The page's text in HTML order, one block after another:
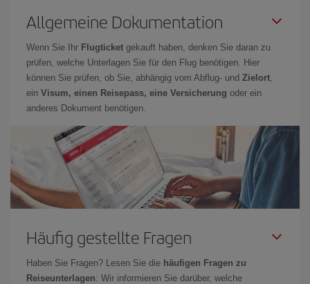
Allgemeine Dokumentation
Wenn Sie Ihr Flugticket gekauft haben, denken Sie daran zu
prüfen, welche Unterlagen Sie für den Flug benötigen. Hier
können Sie prüfen, ob Sie, abhängig vom Abflug- und Zielort,
ein Visum, einen Reisepass, eine Versicherung oder ein
anderes Dokument benötigen.
Häufig gestellte Fragen
Haben Sie Fragen? Lesen Sie die häufigen Fragen zu
Reiseunterlagen: Wir informieren Sie darüber, welche